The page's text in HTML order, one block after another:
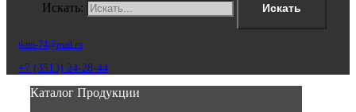
Искать: Искать
tktm-74@mail.ru
+7 (3513) 24-28-44
Каталог Продукции